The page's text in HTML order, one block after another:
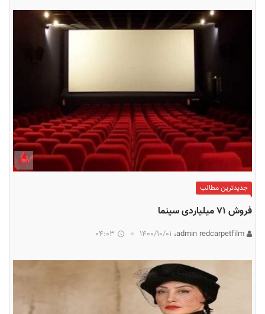
جدیدترین مطالب
فروش ۷۱ میلیاردی سینما
۱۴۰۰/۱۰/۰۱ 04:03